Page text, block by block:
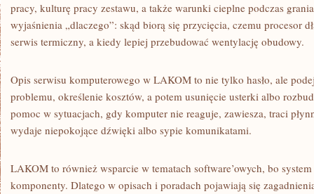
pracy, kulturę pracy zestawu, a także warunki cieplne podczas
wyjaśnienia „dlaczego”: skąd biorą się przycięcia, czemu procesor
serwis termiczny, a kiedy lepiej przebudować wentylację obudowy.
Opis serwisu komputerowego w LAKOM to nie tylko hasło, ale
problemu, określenie kosztów, a potem usunięcie usterki albo
pomoc w sytuacjach, gdy komputer nie reaguje, zawiesza, traci
wydaje niepokojące dźwięki albo sypie komunikatami.
LAKOM to również wsparcie w tematach software’owych, bo
komponenty. Dlatego w opisach i poradach pojawiają się